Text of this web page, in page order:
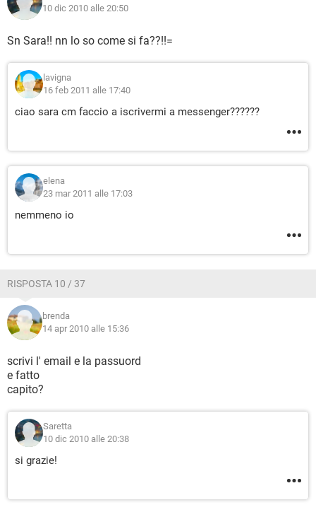
10 dic 2010 alle 20:50
Sn Sara!! nn lo so come si fa??!!=
lavigna
16 feb 2011 alle 17:40
ciao sara cm faccio a iscrivermi a messenger??????
elena
23 mar 2011 alle 17:03
nemmeno io
RISPOSTA 10 / 37
brenda
14 apr 2010 alle 15:36
scrivi l' email e la passuord
e fatto
capito?
Saretta
10 dic 2010 alle 20:38
si grazie!